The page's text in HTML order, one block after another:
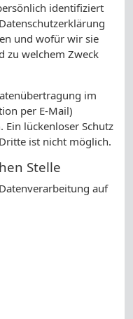
identifiziert
und wofür wir sie
zu welchem Zweck
im
per E-Mail)
Ein lückenloser Schutz
ist nicht möglich.
Stelle
auf